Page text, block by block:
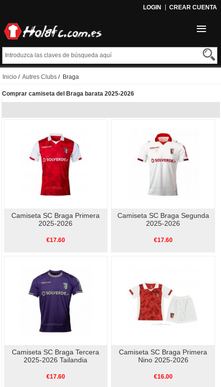
LOGIN CREAR CUENTA
Inicio / Autres Clubs / Braga
Comprar camiseta del Braga barata 2025-2026
Camiseta SC Braga Primera
2025-2026
€17.60
Camiseta SC Braga Segunda
2025-2026
€17.60
Camiseta SC Braga Tercera
2025-2026 Tailandia
€17.60
Camiseta SC Braga Primera
Nino 2025-2026
€16.00